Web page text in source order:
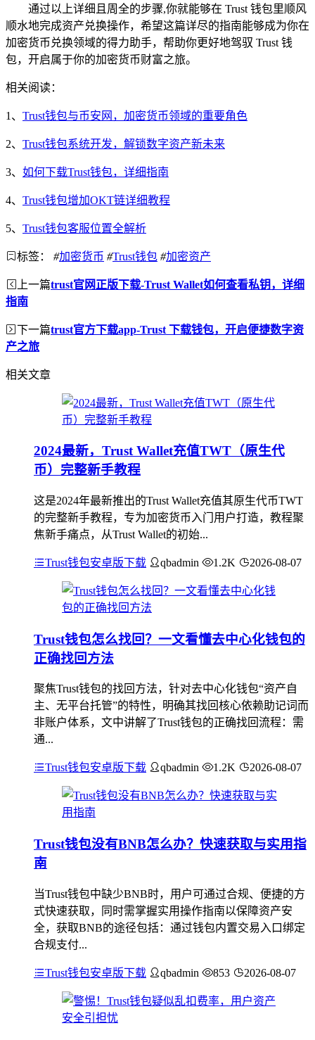
通过以上详细且周全的步骤,你就能够在 Trust 钱包里顺风
顺水地完成资产兑换操作，希望这篇详尽的指南能够成为你在
加密货币兑换领域的得力助手，帮助你更好地驾驭 Trust 钱
包，开启属于你的加密货币财富之旅。
相关阅读：
1、 Trust钱包与币安网，加密货币领域的重要角色
2、 Trust钱包系统开发，解锁数字资产新未来
3、 如何下载Trust钱包，详细指南
4、 Trust钱包增加OKT链详细教程
5、 Trust钱包客服位置全解析
标签： #加密货币 #Trust钱包 #加密资产
上一篇trust官网正版下载-Trust Wallet如何查看私钥，详细
指南
下一篇trust官方下载app-Trust 下载钱包，开启便捷数字资
产之旅
相关文章
2024最新，Trust Wallet充值TWT（原生代
币）完整新手教程
这是2024年最新推出的Trust Wallet充值其原生代币TWT
的完整新手教程，专为加密货币入门用户打造，教程聚
焦新手痛点，从Trust Wallet的初始...
Trust钱包安卓版下载 qbadmin 1.2K 2026-08-07
Trust钱包怎么找回？一文看懂去中心化钱包的
正确找回方法
聚焦Trust钱包的找回方法，针对去中心化钱包“资产自
主、无平台托管”的特性，明确其找回核心依赖助记词而
非账户体系，文中讲解了Trust钱包的正确找回流程：需
通...
Trust钱包安卓版下载 qbadmin 1.2K 2026-08-07
Trust钱包没有BNB怎么办？快速获取与实用指
南
当Trust钱包中缺少BNB时，用户可通过合规、便捷的方
式快速获取，同时需掌握实用操作指南以保障资产安
全，获取BNB的途径包括：通过钱包内置交易入口绑定
合规支付...
Trust钱包安卓版下载 qbadmin 853 2026-08-07